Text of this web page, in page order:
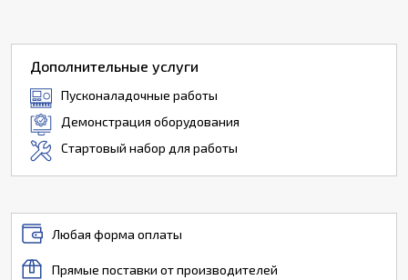
Дополнительные услуги
Пусконаладочные работы
Демонстрация оборудования
Стартовый набор для работы
Любая форма оплаты
Прямые поставки от производителей